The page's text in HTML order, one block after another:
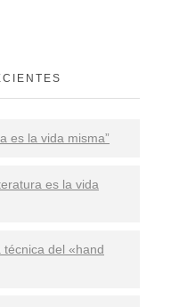
es la vida misma”
es la vida
técnica del «hand